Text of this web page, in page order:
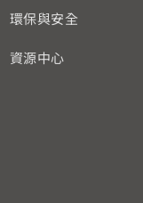
環保與安全
資源中心